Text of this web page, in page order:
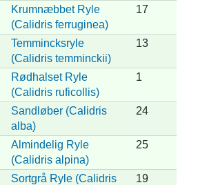
Krumnæbbet Ryle
(Calidris ferruginea)
17
Temmincksryle
(Calidris temminckii)
13
Rødhalset Ryle
(Calidris ruficollis)
1
Sandløber (Calidris
alba)
24
Almindelig Ryle
(Calidris alpina)
25
Sortgrå Ryle (Calidris
19